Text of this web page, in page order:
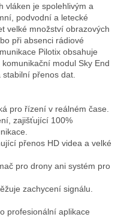
vláken je spolehlivým a
podvodní a letecké
velké množství obrazových
při absenci rádiové
Pilotix obsahuje
modul Sky End
přenos dat.
pro řízení v reálném čase.
zajišťující 100%
přenos HD videa a velké
pro drony ani systém pro
zachycení signálu.
profesionální aplikace